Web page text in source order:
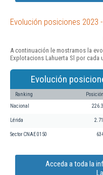
Evolución posiciones 2023
A continuación le mostramos la
Explotacions Lahuerta Sl por cada
Evolución
Ranking
Nacional
Lérida
Sector CNAE 0150
Acceda a toda la